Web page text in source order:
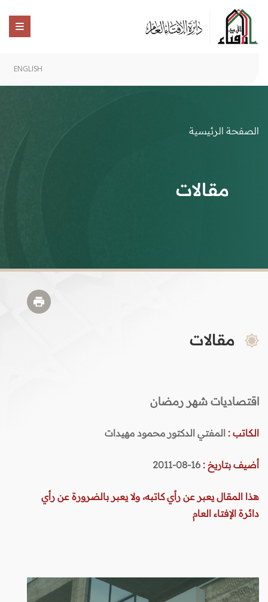
ENGLISH
الصفحة الرئيسية
مقالات
مقالات
اقتصاديات شهر رمضان
الكاتب : المفتي الدكتور محمود مهيدات
أضيف بتاريخ : 16-08-2011
هذا المقال يعبر عن رأي كاتبه، ولا يعبر بالضرورة عن رأي
دائرة الإفتاء العام